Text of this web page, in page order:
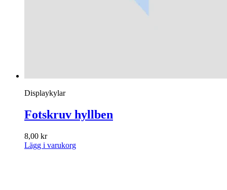
Displaykylar
Fotskruv hyllben
8,00 kr
Lägg i varukorg